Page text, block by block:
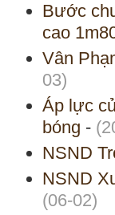
Bước
cao
Vân
03)
Áp lực
bóng -
NSND
NSND
(06-02)